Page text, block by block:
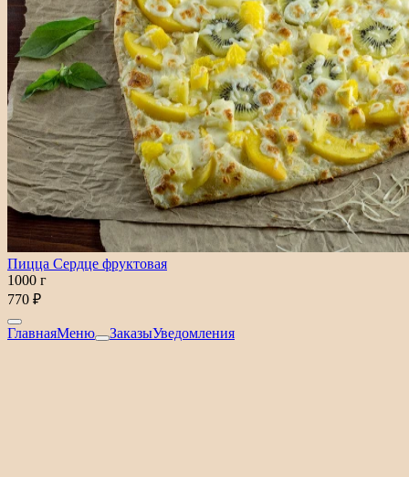
Пицца Сердце фруктовая
1000 г
770 ₽
ГлавнаяМеню ЗаказыУведомления